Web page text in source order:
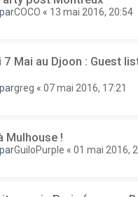
COCO « 13 mai 2016, 20:54
Mai au Djoon : Guest
greg « 07 mai 2016, 17:21
Mulhouse !
GuiloPurple « 01 mai 2016,